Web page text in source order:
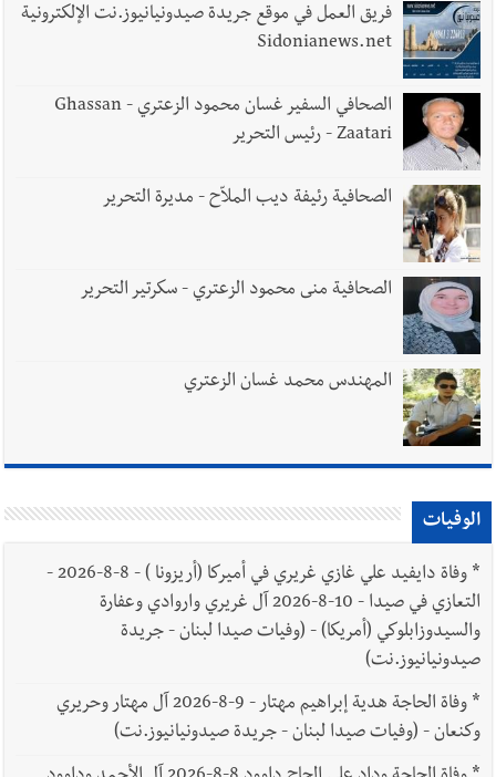
فريق العمل في موقع جريدة صيدونيانيوز.نت الإلكترونية
Sidonianews.net
الصحافي السفير غسان محمود الزعتري - Ghassan
Zaatari - رئيس التحرير
الصحافية رئيفة ديب الملاّح - مديرة التحرير
الصحافية منى محمود الزعتري - سكرتير التحرير
المهندس محمد غسان الزعتري
الوفيات
*
وفاة دايفيد علي غازي غريري في أميركا (أريزونا ) - 8-8-2026 -
التعازي في صيدا - 10-8-2026 آل غريري واروادي وعفارة
والسيدوزابلوكي (أمريكا) - (وفيات صيدا لبنان - جريدة
صيدونيانيوز.نت)
*
وفاة الحاجة هدية إبراهيم مهتار - 9-8-2026 آل مهتار وحريري
وكنعان - (وفيات صيدا لبنان - جريدة صيدونيانيوز.نت)